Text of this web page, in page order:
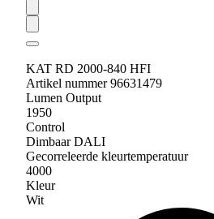
KAT RD 2000-840 HFI
Artikel nummer 96631479
Lumen Output
1950
Control
Dimbaar DALI
Gecorreleerde kleurtemperatuur
4000
Kleur
Wit